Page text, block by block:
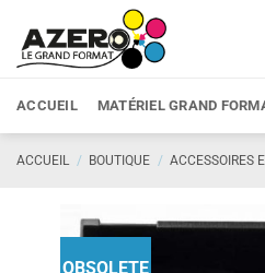
contenu
ACCUEIL MATÉRIEL GRAND
ACCUEIL / BOUTIQUE / ACCESSOIRES
OBSOLETE